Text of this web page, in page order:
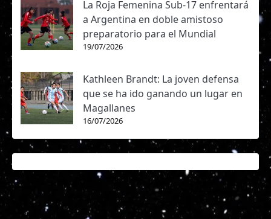
La Roja Femenina Sub-17 enfrentará
a Argentina en doble amistoso
preparatorio para el Mundial
19/07/2026
Kathleen Brandt: La joven defensa
que se ha ido ganando un lugar en
Magallanes
16/07/2026